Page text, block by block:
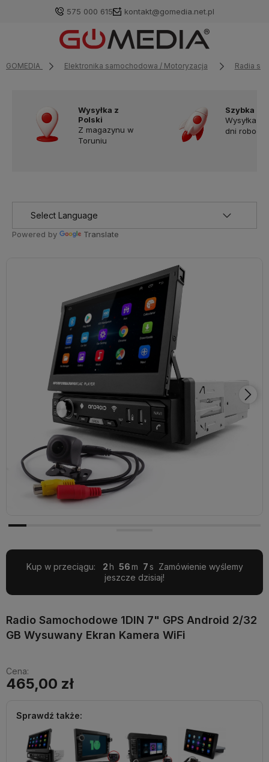
575 000 615 kontakt@gomedia.net.pl
GOMEDIA Elektronika samochodowa / Motoryzacja Radia
Wysyłka z
Polski
Z magazynu w
Toruniu
Szybka
Wysyłka w
dni
Powered by Translate
Kup w przeciągu: 2 56 5
Zamówienie wyślemy
jeszcze dzisiaj!
Radio Samochodowe 1DIN 7" GPS Android 2/32
GB Wysuwany Ekran Kamera WiFi
Cena:
465,00 zł
Sprawdź także: